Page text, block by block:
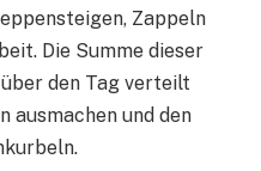
Zappeln
Die Summe dieser
den Tag verteilt
ausmachen und den